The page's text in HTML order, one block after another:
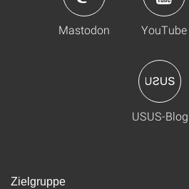
Mastodon YouTube
USUS-Blog
Zielgruppe